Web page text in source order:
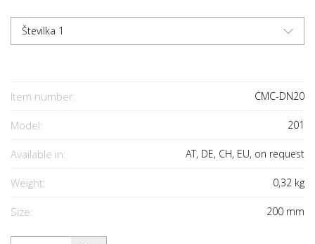
Številka 1
Item number: CMC-DN20
Model: 201
Available in: AT, DE, CH, EU, on request
Weight: 0,32 kg
Size: 200 mm